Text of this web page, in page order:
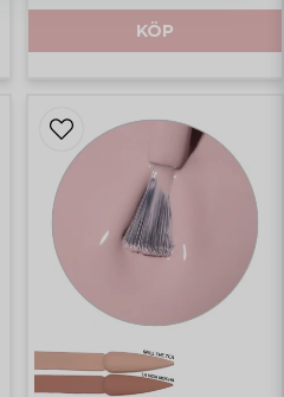
KÖP